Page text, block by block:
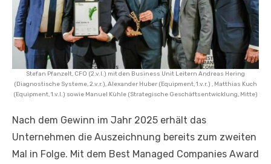
Stefan Pfanzelt, CFO (2.v.l.) mit den Business Unit Leitern Andreas Hering
(Diagnostische Systeme, 2.v.r.), Alexander Huber (Equipment, 1.v.r.) , Matthias Kuch
(Equipment, 1.v.l.) sowie Manuel Kühle (Strategische Geschäftsentwicklung, Mitte)
Nach dem Gewinn im Jahr 2025 erhält das
Unternehmen die Auszeichnung bereits zum zweiten
Mal in Folge. Mit dem Best Managed Companies Award